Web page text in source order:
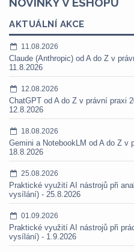
AKTUÁLNÍ AKCE
11.08.2026
Claude (Anthropic) od A do Z v
11.8.2026
12.08.2026
ChatGPT od A do Z v právní praxi
12.8.2026
18.08.2026
Gemini a NotebookLM od A do Z
18.8.2026
25.08.2026
Praktické využití AI nástrojů při
vysílání) - 25.8.2026
01.09.2026
Praktické využití AI nástrojů při
vysílání) - 1.9.2026